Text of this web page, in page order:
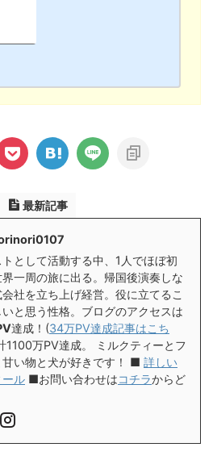
最新記事
として活動する中、1人でほぼ初
一周の旅に出る。帰国後演奏しな
社を立ち上げ経営。役に立てるこ
いと思う性格。ブログのアクセスは
達成！(34万PV達成記事はこち
1100万PV達成。 ミルクティーとフ
甘い物と犬が好きです！ ■ 詳しい
ール ■お問い合わせはコチラからど